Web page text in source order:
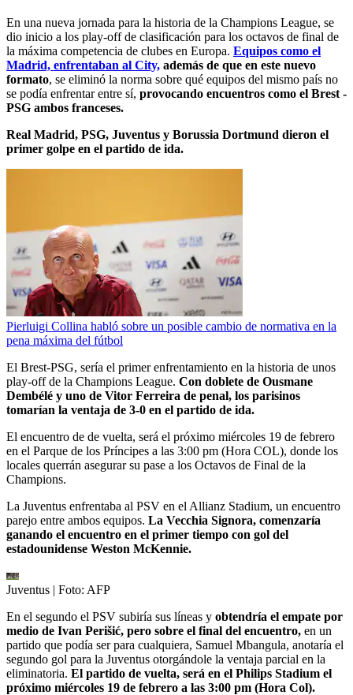
En una nueva jornada para la historia de la Champions League, se
dio inicio a los play-off de clasificación para los octavos de final de
la máxima competencia de clubes en Europa. Equipos como el
Madrid, enfrentaban al City, además de que en este nuevo
formato, se eliminó la norma sobre qué equipos del mismo país no
se podía enfrentar entre sí, provocando encuentros como el Brest -
PSG ambos franceses.
Real Madrid, PSG, Juventus y Borussia Dortmund dieron el
primer golpe en el partido de ida.
Pierluigi Collina habló sobre un posible cambio de normativa en la
pena máxima del fútbol
El Brest-PSG, sería el primer enfrentamiento en la historia de unos
play-off de la Champions League. Con doblete de Ousmane
Dembélé y uno de Vitor Ferreira de penal, los parisinos
tomarían la ventaja de 3-0 en el partido de ida.
El encuentro de de vuelta, será el próximo miércoles 19 de febrero
en el Parque de los Príncipes a las 3:00 pm (Hora COL), donde los
locales querrán asegurar su pase a los Octavos de Final de la
Champions.
La Juventus enfrentaba al PSV en el Allianz Stadium, un encuentro
parejo entre ambos equipos. La Vecchia Signora, comenzaría
ganando el encuentro en el primer tiempo con gol del
estadounidense Weston McKennie.
Juventus | Foto: AFP
En el segundo el PSV subiría sus líneas y obtendría el empate por
medio de Ivan Perišić, pero sobre el final del encuentro, en un
partido que podía ser para cualquiera, Samuel Mbangula, anotaría el
segundo gol para la Juventus otorgándole la ventaja parcial en la
eliminatoria. El partido de vuelta, será en el Philips Stadium el
próximo miércoles 19 de febrero a las 3:00 pm (Hora Col).